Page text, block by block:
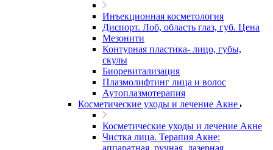
Инъекционная косметология
Диспорт. Лоб, область глаз, губ. Цена
Мезонити
Контурная пластика- лицо, губы,
скулы
Биоревитализация
Плазмолифтинг лица и волос
Аутоплазмотерапия
Косметические уходы и лечение Акне
Косметические уходы и лечение Акне
Чистка лица. Терапия Акне:
аппаратная, ручная, лазерная